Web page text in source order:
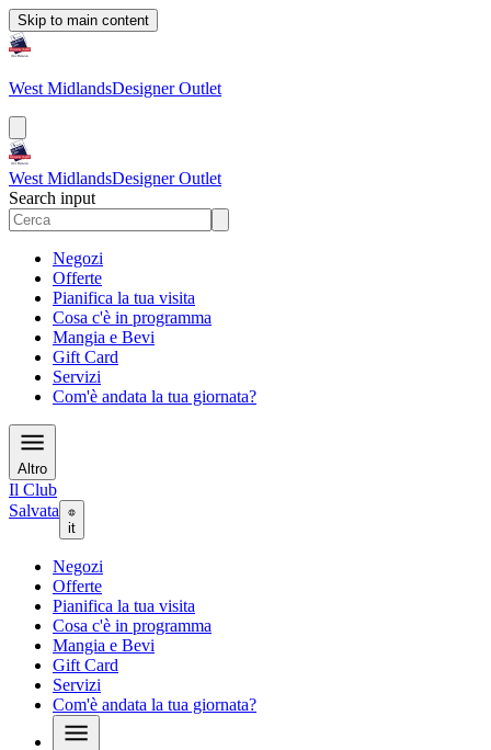
Skip to main content
West MidlandsDesigner Outlet
West MidlandsDesigner Outlet
Search input
Negozi
Offerte
Pianifica la tua visita
Cosa c'è in programma
Mangia e Bevi
Gift Card
Servizi
Com'è andata la tua giornata?
Altro
Il Club
Salvata
it
Negozi
Offerte
Pianifica la tua visita
Cosa c'è in programma
Mangia e Bevi
Gift Card
Servizi
Com'è andata la tua giornata?